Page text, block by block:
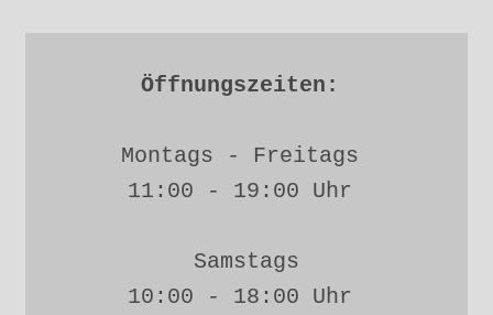
Öffnungszeiten:
Montags - Freitags
11:00 - 19:00 Uhr
Samstags
10:00 - 18:00 Uhr